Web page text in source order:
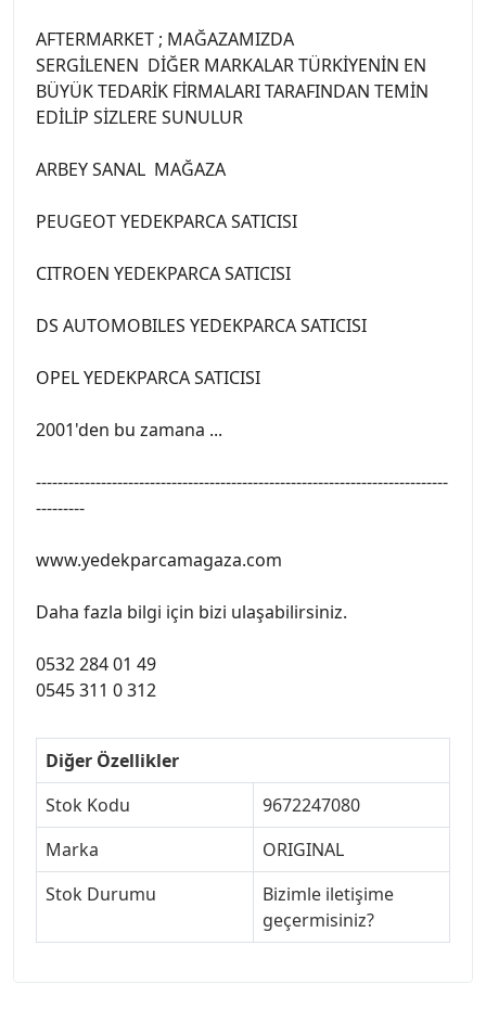
AFTERMARKET ; MAĞAZAMIZDA
SERGİLENEN DİĞER MARKALAR TÜRKİYENİN EN
BÜYÜK TEDARİK FİRMALARI TARAFINDAN TEMİN
EDİLİP SİZLERE SUNULUR
ARBEY SANAL MAĞAZA
PEUGEOT YEDEKPARCA SATICISI
CITROEN YEDEKPARCA SATICISI
DS AUTOMOBILES YEDEKPARCA SATICISI
OPEL YEDEKPARCA SATICISI
2001'den bu zamana ...
----------------------------------------------------------------------------
---------
www.yedekparcamagaza.com
Daha fazla bilgi için bizi ulaşabilirsiniz.
0532 284 01 49
0545 311 0 312
Diğer Özellikler
Stok Kodu
9672247080
Marka
ORIGINAL
Stok Durumu
Bizimle iletişime
geçermisiniz?